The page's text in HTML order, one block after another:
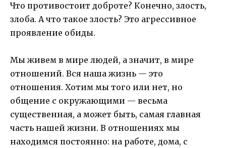
Что противостоит доброте? Конечно, злость,
злоба. А что такое злость? Это агрессивное
проявление обиды.
Мы живем в мире людей, а значит, в мире
отношений. Вся наша жизнь — это
отношения. Хотим мы того или нет, но
общение с окружающими — весьма
существенная, а может быть, самая главная
часть нашей жизни. В отношениях мы
находимся постоянно: на работе, дома, с